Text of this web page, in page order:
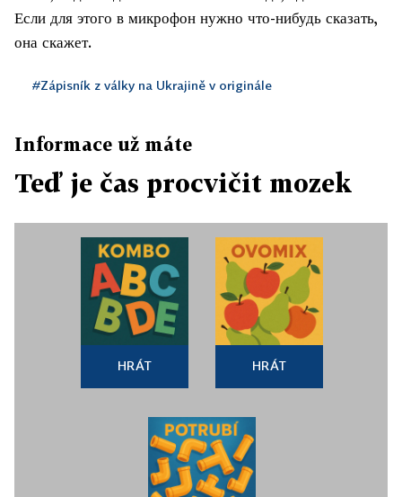
Если для этого в микрофон нужно что-нибудь сказать,
она скажет.
#Zápisník z války na Ukrajině v originále
Informace už máte
Teď je čas procvičit mozek
HRÁT HRÁT